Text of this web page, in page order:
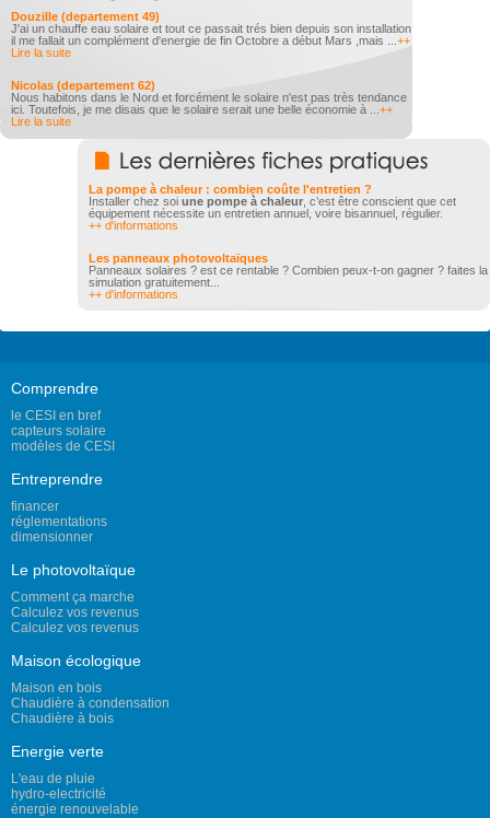
Douzille (departement 49)
J'ai un chauffe eau solaire et tout ce passait trés bien depuis son installation
il me fallait un complément d'energie de fin Octobre a début Mars ,mais ... ++
Lire la suite
Nicolas (departement 62)
Nous habitons dans le Nord et forcément le solaire n'est pas très tendance
ici. Toutefois, je me disais que le solaire serait une belle économie à ... ++
Lire la suite
La pompe à chaleur : combien coûte l'entretien ?
Installer chez soi une pompe à chaleur , c’est être conscient que cet
équipement nécessite un entretien annuel, voire bisannuel, régulier.
++ d'informations
Les panneaux photovoltaïques
Panneaux solaires ? est ce rentable ? Combien peux-t-on gagner ? faites la
simulation gratuitement...
++ d'informations
Comprendre
le CESI en bref
capteurs solaire
modèles de CESI
Entreprendre
financer
réglementations
dimensionner
Le photovoltaïque
Comment ça marche
Calculez vos revenus
Calculez vos revenus
Maison écologique
Maison en bois
Chaudière à condensation
Chaudière à bois
Energie verte
L'eau de pluie
hydro-electricité
énergie renouvelable